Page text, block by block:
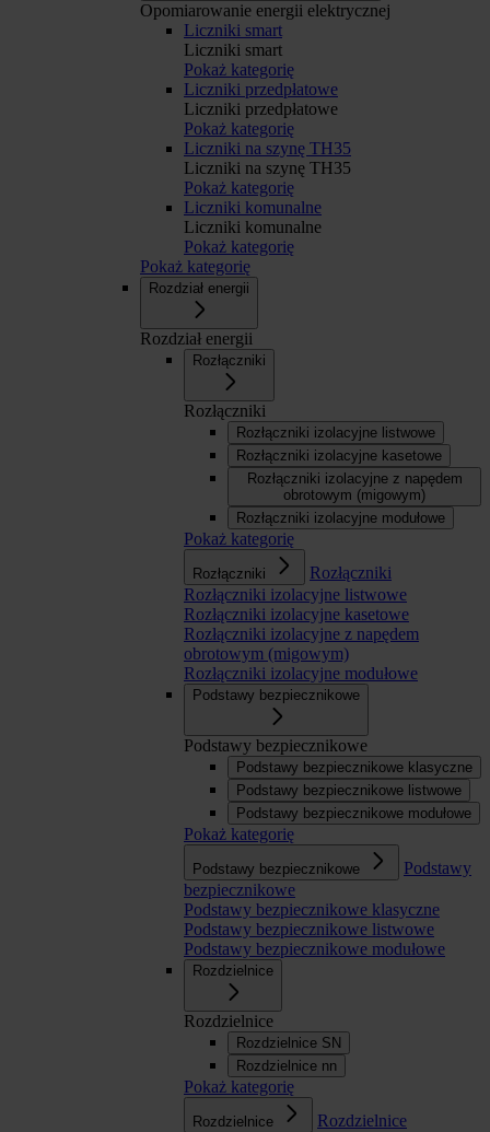
Opomiarowanie energii elektrycznej
Liczniki smart
Liczniki smart
Pokaż kategorię
Liczniki przedpłatowe
Liczniki przedpłatowe
Pokaż kategorię
Liczniki na szynę TH35
Liczniki na szynę TH35
Pokaż kategorię
Liczniki komunalne
Liczniki komunalne
Pokaż kategorię
Pokaż kategorię
Rozdział energii
Rozdział energii
Rozłączniki
Rozłączniki
Rozłączniki izolacyjne listwowe
Rozłączniki izolacyjne kasetowe
Rozłączniki izolacyjne z napędem
obrotowym (migowym)
Rozłączniki izolacyjne modułowe
Pokaż kategorię
Rozłączniki
Rozłączniki
Rozłączniki izolacyjne listwowe
Rozłączniki izolacyjne kasetowe
Rozłączniki izolacyjne z napędem
obrotowym (migowym)
Rozłączniki izolacyjne modułowe
Podstawy bezpiecznikowe
Podstawy bezpiecznikowe
Podstawy bezpiecznikowe klasyczne
Podstawy bezpiecznikowe listwowe
Podstawy bezpiecznikowe modułowe
Pokaż kategorię
Podstawy bezpiecznikowe
Podstawy
bezpiecznikowe
Podstawy bezpiecznikowe klasyczne
Podstawy bezpiecznikowe listwowe
Podstawy bezpiecznikowe modułowe
Rozdzielnice
Rozdzielnice
Rozdzielnice SN
Rozdzielnice nn
Pokaż kategorię
Rozdzielnice
Rozdzielnice